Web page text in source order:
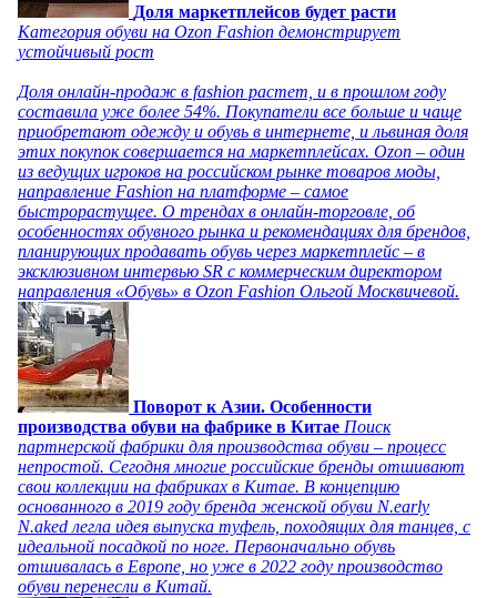
Доля маркетплейсов будет расти
Категория обуви на Ozon Fashion демонстрирует
устойчивый рост
Доля онлайн-продаж в fashion растет, и в прошлом году
составила уже более 54%. Покупатели все больше и чаще
приобретают одежду и обувь в интернете, и львиная доля
этих покупок совершается на маркетплейсах. Ozon – один
из ведущих игроков на российском рынке товаров моды,
направление Fashion на платформе – самое
быстрорастущее. О трендах в онлайн-торговле, об
особенностях обувного рынка и рекомендациях для брендов,
планирующих продавать обувь через маркетплейс – в
эксклюзивном интервью SR с коммерческим директором
направления «Обувь» в Ozon Fashion Ольгой Москвичевой.
Поворот к Азии. Особенности
производства обуви на фабрике в Китае Поиск
партнерской фабрики для производства обуви – процесс
непростой. Сегодня многие российские бренды отшивают
свои коллекции на фабриках в Китае. В концепцию
основанного в 2019 году бренда женской обуви N.early
N.aked легла идея выпуска туфель, походящих для танцев, с
идеальной посадкой по ноге. Первоначально обувь
отшивалась в Европе, но уже в 2022 году производство
обуви перенесли в Китай.